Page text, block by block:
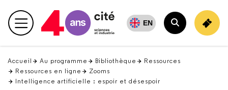
en
haut Menu principal EN
Rechercher
Accueil Au programme Bibliothèque
Ressources
Ressources en ligne
Zooms
Intelligence artificielle : espoir et désespoir